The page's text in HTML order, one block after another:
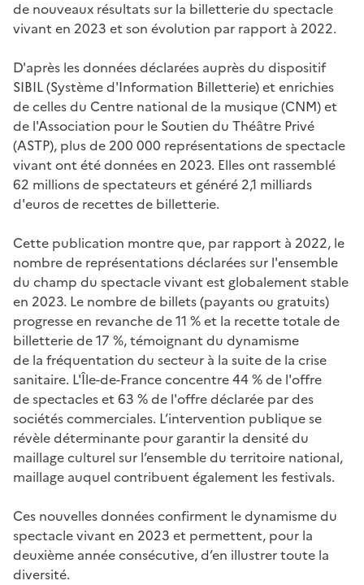
de nouveaux résultats sur la billetterie du spectacle
vivant en 2023 et son évolution par rapport à 2022.
D'après les données déclarées auprès du dispositif
SIBIL (Système d'Information Billetterie) et enrichies
de celles du Centre national de la musique (CNM) et
de l'Association pour le Soutien du Théâtre Privé
(ASTP), plus de 200 000 représentations de spectacle
vivant ont été données en 2023. Elles ont rassemblé
62 millions de spectateurs et généré 2,1 milliards
d'euros de recettes de billetterie.
Cette publication montre que, par rapport à 2022, le
nombre de représentations déclarées sur l'ensemble
du champ du spectacle vivant est globalement stable
en 2023. Le nombre de billets (payants ou gratuits)
progresse en revanche de 11 % et la recette totale de
billetterie de 17 %, témoignant du dynamisme
de la fréquentation du secteur à la suite de la crise
sanitaire. L'Île-de-France concentre 44 % de l'offre
de spectacles et 63 % de l'offre déclarée par des
sociétés commerciales. L’intervention publique se
révèle déterminante pour garantir la densité du
maillage culturel sur l’ensemble du territoire national,
maillage auquel contribuent également les festivals.
Ces nouvelles données confirment le dynamisme du
spectacle vivant en 2023 et permettent, pour la
deuxième année consécutive, d’en illustrer toute la
diversité.